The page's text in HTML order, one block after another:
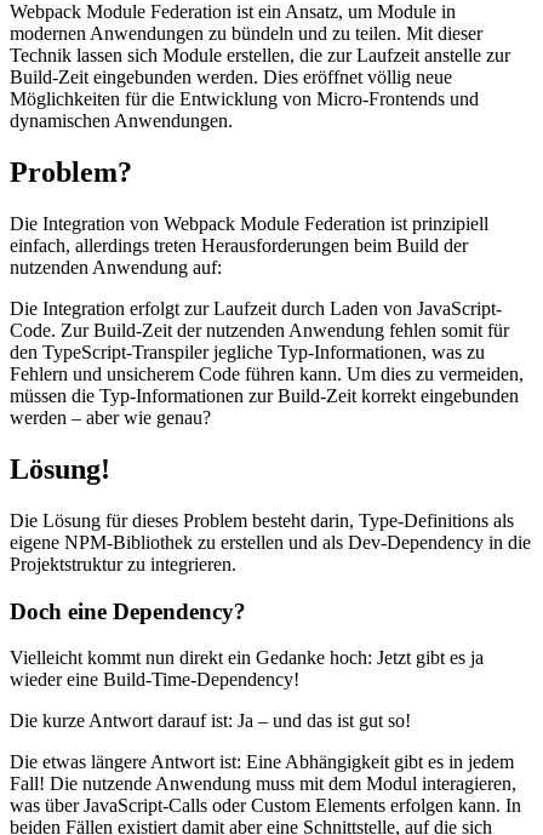
Webpack Module Federation ist ein Ansatz, um Module in
modernen Anwendungen zu bündeln und zu teilen. Mit dieser
Technik lassen sich Module erstellen, die zur Laufzeit anstelle zur
Build-Zeit eingebunden werden. Dies eröffnet völlig neue
Möglichkeiten für die Entwicklung von Micro-Frontends und
dynamischen Anwendungen.
Problem?
Die Integration von Webpack Module Federation ist prinzipiell
einfach, allerdings treten Herausforderungen beim Build der
nutzenden Anwendung auf:
Die Integration erfolgt zur Laufzeit durch Laden von JavaScript-
Code. Zur Build-Zeit der nutzenden Anwendung fehlen somit für
den TypeScript-Transpiler jegliche Typ-Informationen, was zu
Fehlern und unsicherem Code führen kann. Um dies zu vermeiden,
müssen die Typ-Informationen zur Build-Zeit korrekt eingebunden
werden – aber wie genau?
Lösung!
Die Lösung für dieses Problem besteht darin, Type-Definitions als
eigene NPM-Bibliothek zu erstellen und als Dev-Dependency in die
Projektstruktur zu integrieren.
Doch eine Dependency?
Vielleicht kommt nun direkt ein Gedanke hoch: Jetzt gibt es ja
wieder eine Build-Time-Dependency!
Die kurze Antwort darauf ist: Ja – und das ist gut so!
Die etwas längere Antwort ist: Eine Abhängigkeit gibt es in jedem
Fall! Die nutzende Anwendung muss mit dem Modul interagieren,
was über JavaScript-Calls oder Custom Elements erfolgen kann. In
beiden Fällen existiert damit aber eine Schnittstelle, auf die sich